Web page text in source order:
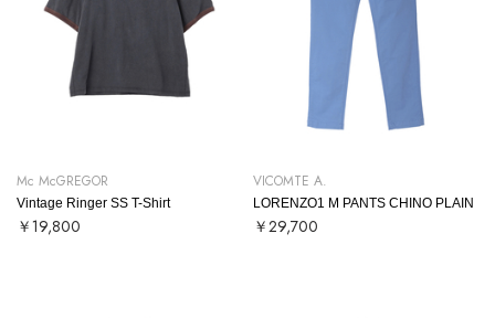
Mc McGREGOR
Vintage Ringer SS T-Shirt
￥19,800
VICOMTE A.
LORENZO1 M PANTS CHINO PLAIN
￥29,700